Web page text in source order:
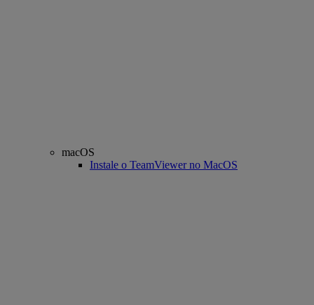
macOS
Instale o TeamViewer no MacOS